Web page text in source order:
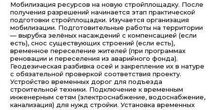
Мобилизация ресурсов на новую стройплощадку. После
получения разрешений начинается этап практической
подготовки стройплощадки. Изучается организация
мобилизации. Подготовительные работы на территории
— вырубка зелёных насаждений с компенсацией (если
есть), снос существующих строений (если есть),
временное переселение жителей (при программах
реновации и переселения из аварийного фонда).
Геодезическая разбивка осей и закрепление их в натуре
с обязательной проверкой соответствия проекту.
Устройство временных дорог для подъезда
строительной техники. Подключение к временным
инженерным сетям (электроснабжение, водоснабжение,
канализация) для нужд стройки. Установка временных